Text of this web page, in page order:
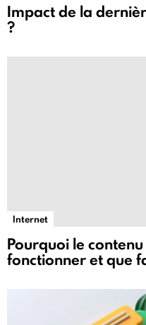
Impact de la
?
Internet
Pourquoi le
fonctionner et que